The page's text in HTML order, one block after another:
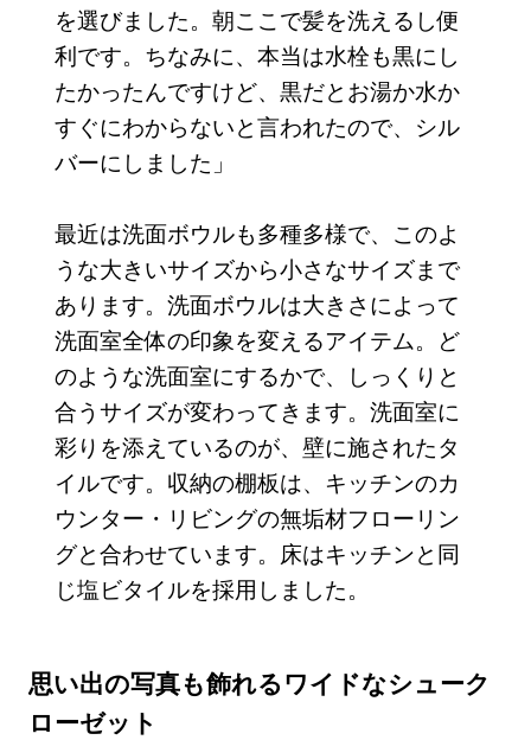
を選びました。朝ここで髪を洗えるし便
利です。ちなみに、本当は水栓も黒にし
たかったんですけど、黒だとお湯か水か
すぐにわからないと言われたので、シル
バーにしました」
最近は洗面ボウルも多種多様で、このよ
うな大きいサイズから小さなサイズまで
あります。洗面ボウルは大きさによって
洗面室全体の印象を変えるアイテム。ど
のような洗面室にするかで、しっくりと
合うサイズが変わってきます。洗面室に
彩りを添えているのが、壁に施されたタ
イルです。収納の棚板は、キッチンのカ
ウンター・リビングの無垢材フローリン
グと合わせています。床はキッチンと同
じ塩ビタイルを採用しました。
思い出の写真も飾れるワイドなシューク
ローゼット